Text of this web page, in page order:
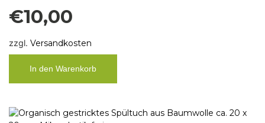
€10,00
zzgl. Versandkosten
In den Warenkorb